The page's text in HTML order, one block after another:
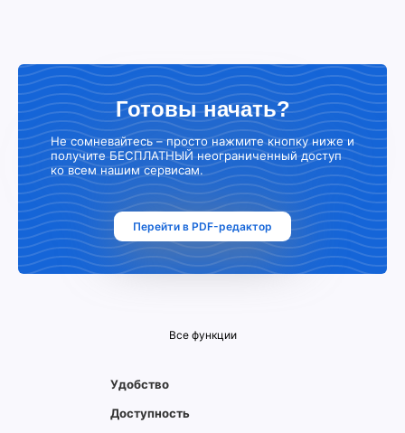
Готовы начать?
Не сомневайтесь – просто нажмите кнопку ниже и
получите БЕСПЛАТНЫЙ неограниченный доступ
ко всем нашим сервисам.
Перейти в PDF-редактор
Все функции
Удобство
Доступность